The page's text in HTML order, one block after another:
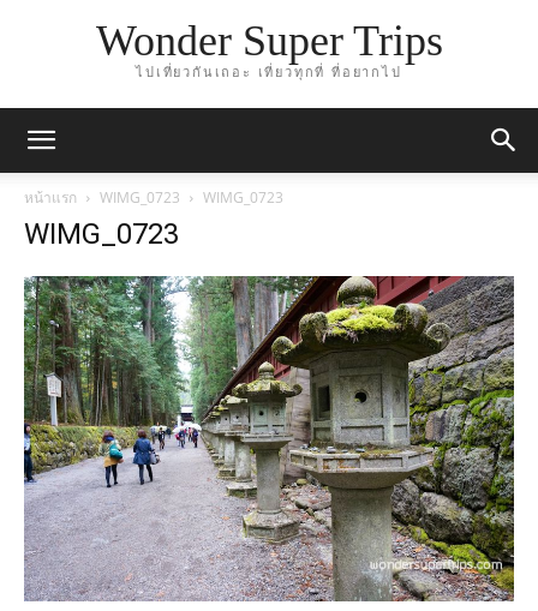
Wonder Super Trips
ไปเที่ยวกันเถอะ เที่ยวทุกที่ ที่อยากไป
หน้าแรก WIMG_0723 WIMG_0723
WIMG_0723